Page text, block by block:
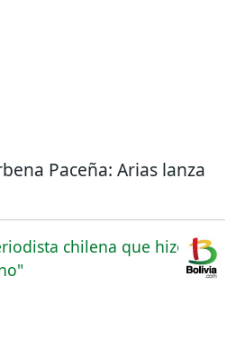
Paceña: Arias lanza